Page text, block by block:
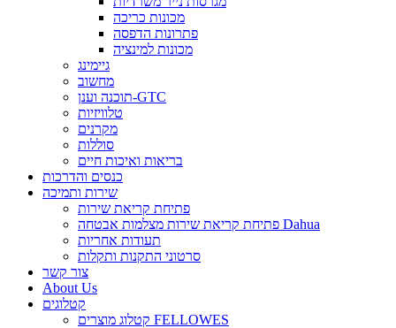
מכונות כריכה
פתרונות הדפסה
מכונות למינציה
גיימינג
מחשוב
תוכנה וענן-GTC
טלוויזיות
מקרנים
סוללות
בריאות ואיכות חיים
כנסים והדרכות
שירות ותמיכה
פתיחת קריאת שירות
פתיחת קריאת שירות מצלמות אבטחה Dahua
תעודות אחריות
סרטוני התקנות ותקלות
צור קשר
About Us
קטלוגים
קטלוג מוצרים FELLOWES